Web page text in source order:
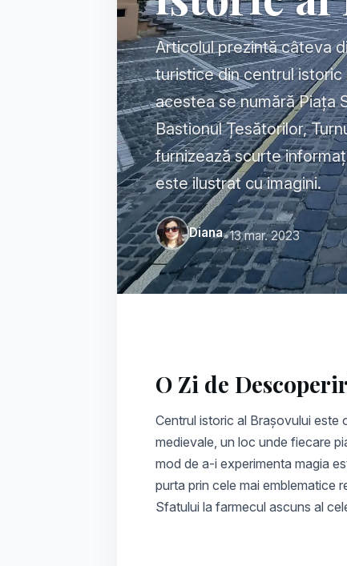
Articolul prezintă câteva
turistice din centrul istoric
acestea se numără Piața
Bastionul Țesătorilor,
furnizează scurte
este ilustrat cu imagini.
Diana•13 mar. 2023
O Zi de
Centrul istoric al Brașovului
medievale, un loc unde fiecare
mod de a-i experimenta magia
purta prin cele mai emblematice
Sfatului la farmecul ascuns al